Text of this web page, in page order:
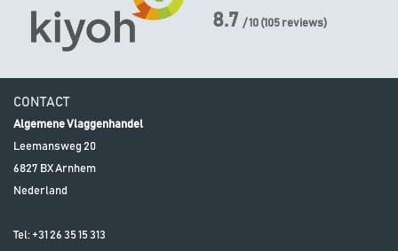
8.7 / 10 (105 reviews)
CONTACT
Algemene Vlaggenhandel
Leemansweg 20
6827 BXArnhem
Nederland
Tel: +31 26 35 15 313